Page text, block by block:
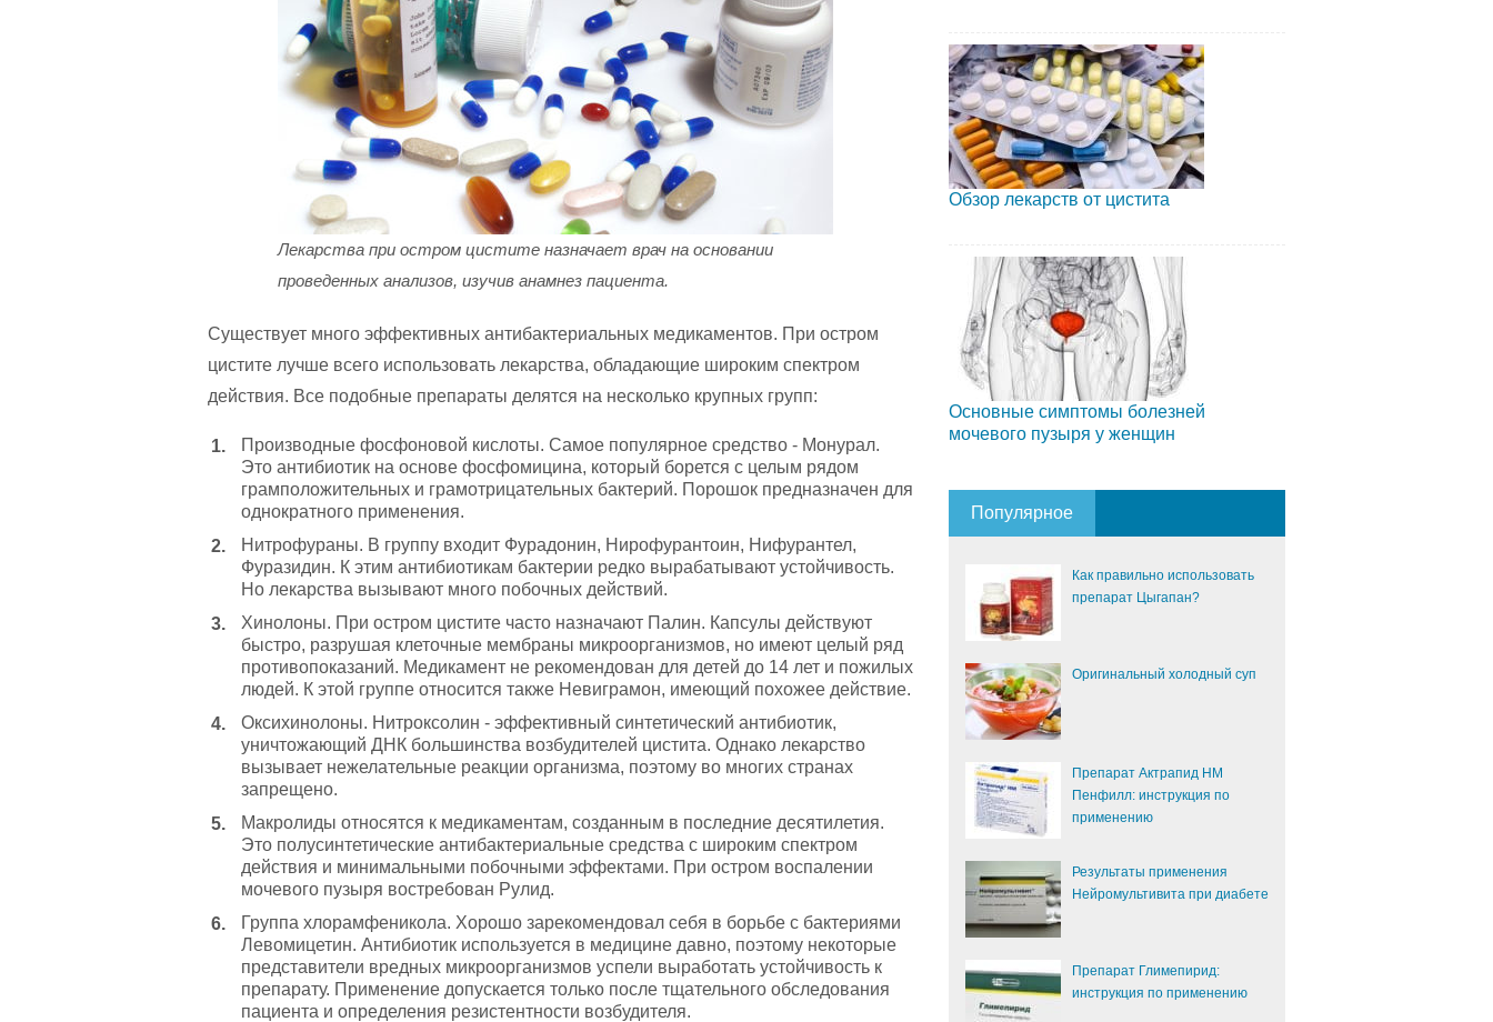
Лекарства при остром цистите назначает врач на основании
проведенных анализов, изучив анамнез пациента.
Существует много эффективных антибактериальных медикаментов. При остром
цистите лучше всего использовать лекарства, обладающие широким спектром
действия. Все подобные препараты делятся на несколько крупных групп:
Производные фосфоновой кислоты. Самое популярное средство - Монурал.
Это антибиотик на основе фосфомицина, который борется с целым рядом
грамположительных и грамотрицательных бактерий. Порошок предназначен для
однократного применения.
Нитрофураны. В группу входит Фурадонин, Нирофурантоин, Нифурантел,
Фуразидин. К этим антибиотикам бактерии редко вырабатывают устойчивость.
Но лекарства вызывают много побочных действий.
Хинолоны. При остром цистите часто назначают Палин. Капсулы действуют
быстро, разрушая клеточные мембраны микроорганизмов, но имеют целый ряд
противопоказаний. Медикамент не рекомендован для детей до 14 лет и пожилых
людей. К этой группе относится также Невиграмон, имеющий похожее действие.
Оксихинолоны. Нитроксолин - эффективный синтетический антибиотик,
уничтожающий ДНК большинства возбудителей цистита. Однако лекарство
вызывает нежелательные реакции организма, поэтому во многих странах
запрещено.
Макролиды относятся к медикаментам, созданным в последние десятилетия.
Это полусинтетические антибактериальные средства с широким спектром
действия и минимальными побочными эффектами. При остром воспалении
мочевого пузыря востребован Рулид.
Группа хлорамфеникола. Хорошо зарекомендовал себя в борьбе с бактериями
Левомицетин. Антибиотик используется в медицине давно, поэтому некоторые
представители вредных микроорганизмов успели выработать устойчивость к
препарату. Применение допускается только после тщательного обследования
пациента и определения резистентности возбудителя.
Обзор лекарств от цистита
Основные симптомы болезней
мочевого пузыря у женщин
Популярное
Как правильно использовать
препарат Цыгапан?
Оригинальный холодный суп
Препарат Актрапид НМ
Пенфилл: инструкция по
применению
Результаты применения
Нейромультивита при диабете
Препарат Глимепирид:
инструкция по применению